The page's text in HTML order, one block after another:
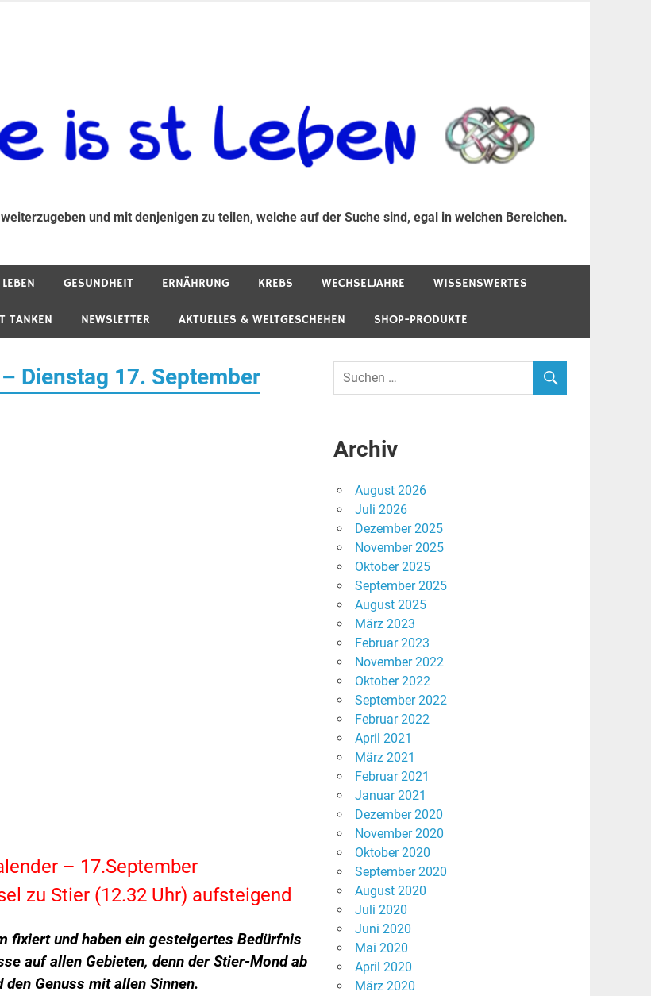
und mit denjenigen zu teilen, welche auf der Suche sind, egal in welchen Bereichen.
LEBEN GESUNDHEIT ERNÄHRUNG KREBS WECHSELJAHRE WISSENSWERTES
TANKEN NEWSLETTER AKTUELLES & WELTGESCHEHEN SHOP-PRODUKTE
Dienstag 17. September
– 17.September
zu Stier (12.32 Uhr) aufsteigend
fixiert und haben ein gesteigertes Bedürfnis
auf allen Gebieten, denn der Stier-Mond ab
Genuss mit allen Sinnen.
Archiv
August 2026
Juli 2026
Dezember 2025
November 2025
Oktober 2025
September 2025
August 2025
März 2023
Februar 2023
November 2022
Oktober 2022
September 2022
Februar 2022
April 2021
März 2021
Februar 2021
Januar 2021
Dezember 2020
November 2020
Oktober 2020
September 2020
August 2020
Juli 2020
Juni 2020
Mai 2020
April 2020
März 2020